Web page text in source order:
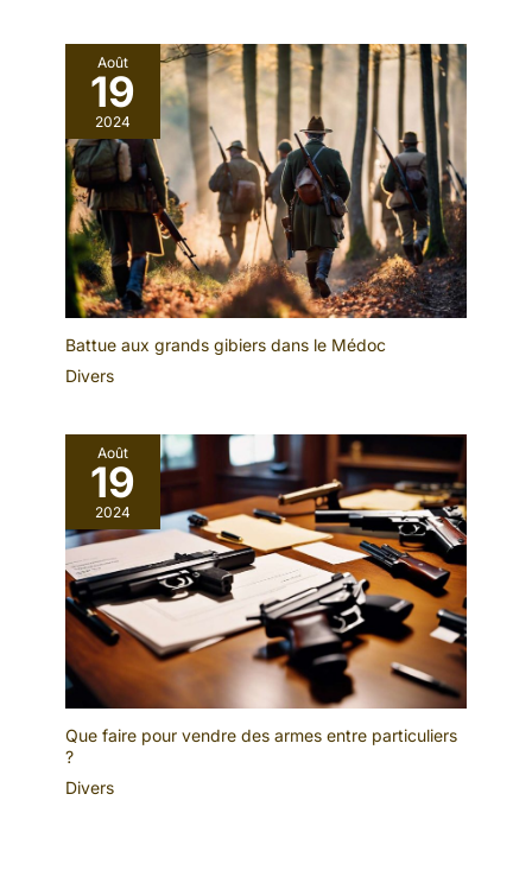
Août
19
2024
Battue aux grands gibiers dans le Médoc
Divers
Août
19
2024
Que faire pour vendre des armes entre particuliers
?
Divers